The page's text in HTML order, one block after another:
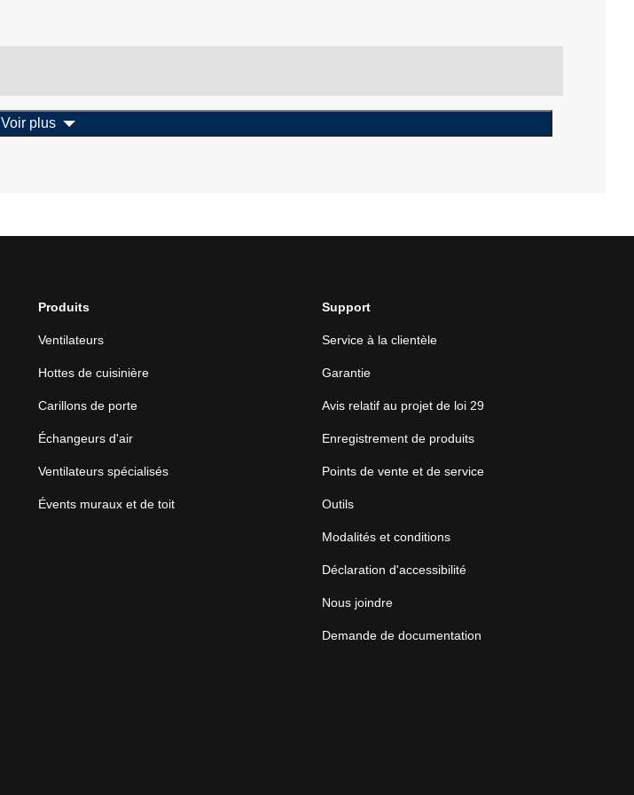
Voir plus
Produits
Ventilateurs
Hottes de cuisinière
Carillons de porte
Échangeurs d'air
Ventilateurs spécialisés
Évents muraux et de toit
Support
Service à la clientèle
Garantie
Avis relatif au projet de loi 29
Enregistrement de produits
Points de vente et de service
Outils
Modalités et conditions
Déclaration d'accessibilité
Nous joindre
Demande de documentation